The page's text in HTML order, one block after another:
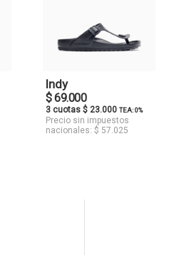
Indy
$ 69.000
3 cuotas $ 23.000TEA: 0%
Precio sin impuestos
nacionales: $ 57.025